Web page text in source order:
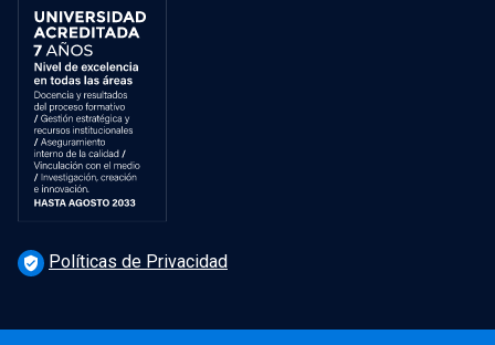
verified_user Políticas de Privacidad